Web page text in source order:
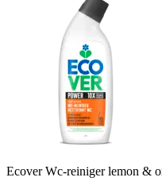
Ecover Wc-reiniger lemon &